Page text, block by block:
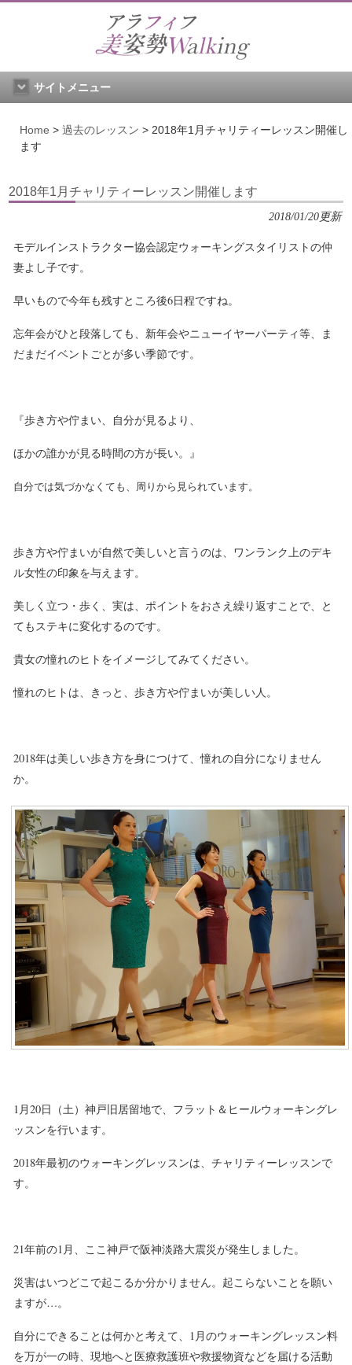
サイトメニュー
Home > 過去のレッスン > 2018年1月チャリティーレッスン開催し
ます
2018年1月チャリティーレッスン開催します
2018/01/20更新
モデルインストラクター協会認定ウォーキングスタイリストの仲
妻よし子です。
早いもので今年も残すところ後6日程ですね。
忘年会がひと段落しても、新年会やニューイヤーパーティ等、ま
だまだイベントごとが多い季節です。
『歩き方や佇まい、自分が見るより、
ほかの誰かが見る時間の方が長い。』
自分では気づかなくても、周りから見られています。
歩き方や佇まいが自然で美しいと言うのは、ワンランク上のデキ
ル女性の印象を与えます。
美しく立つ・歩く、実は、ポイントをおさえ繰り返すことで、と
てもステキに変化するのです。
貴女の憧れのヒトをイメージしてみてください。
憧れのヒトは、きっと、歩き方や佇まいが美しい人。
2018年は美しい歩き方を身につけて、憧れの自分になりません
か。
1月20日（土）神戸旧居留地で、フラット＆ヒールウォーキングレ
ッスンを行います。
2018年最初のウォーキングレッスンは、チャリティーレッスンで
す。
21年前の1月、ここ神戸で阪神淡路大震災が発生しました。
災害はいつどこで起こるか分かりません。起こらないことを願い
ますが…。
自分にできることは何かと考えて、1月のウォーキングレッスン料
を万が一の時、現地へと医療救護班や救援物資などを届ける活動